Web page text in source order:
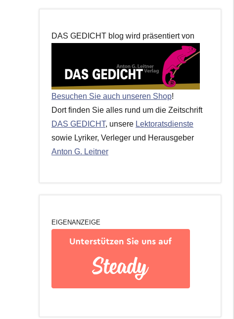
DAS GEDICHT blog wird präsentiert von
Besuchen Sie auch unseren Shop!
Dort finden Sie alles rund um die Zeitschrift
DAS GEDICHT, unsere Lektoratsdienste
sowie Lyriker, Verleger und Herausgeber
Anton G. Leitner
EIGENANZEIGE